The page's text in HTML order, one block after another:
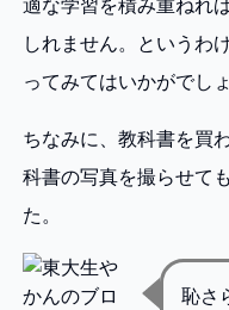
適な学習を積み重ねれ
しれません。というわ
ってみてはいかがでし
ちなみに、教科書を買
科書の写真を撮らせて
た。
恥さ